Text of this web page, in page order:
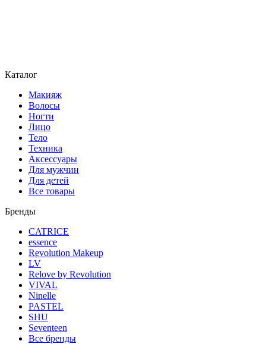
Каталог
Макияж
Волосы
Ногти
Лицо
Тело
Техника
Аксессуары
Для мужчин
Для детей
Все товары
Бренды
CATRICE
essence
Revolution Makeup
LV
Relove by Revolution
VIVAL
Ninelle
PASTEL
SHU
Seventeen
Все бренды